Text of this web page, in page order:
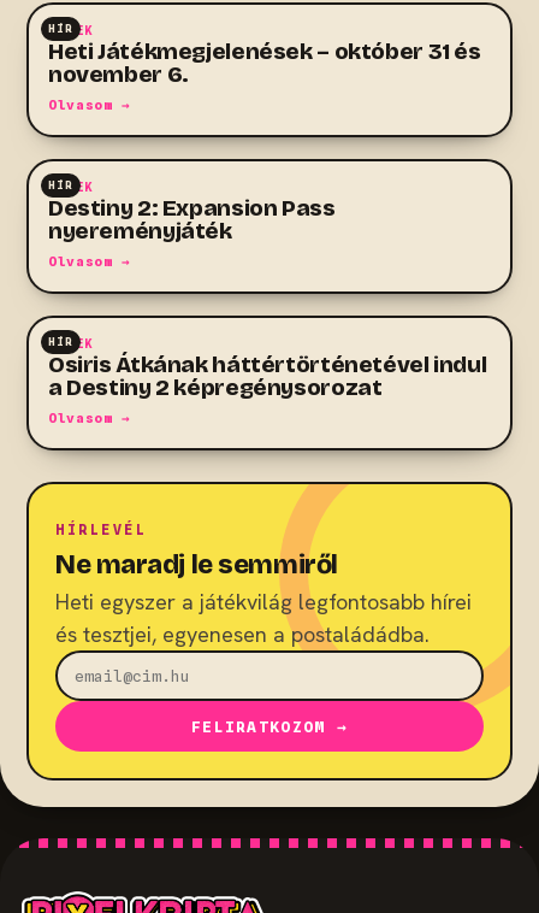
HÍR
HÍREK
Heti Játékmegjelenések – október 31 és
november 6.
Olvasom →
HÍR
HÍREK
Destiny 2: Expansion Pass
nyereményjáték
Olvasom →
HÍR
HÍREK
Osiris Átkának háttértörténetével indul
a Destiny 2 képregénysorozat
Olvasom →
HÍRLEVÉL
Ne maradj le semmiről
Heti egyszer a játékvilág legfontosabb hírei
és tesztjei, egyenesen a postaládádba.
FELIRATKOZOM →